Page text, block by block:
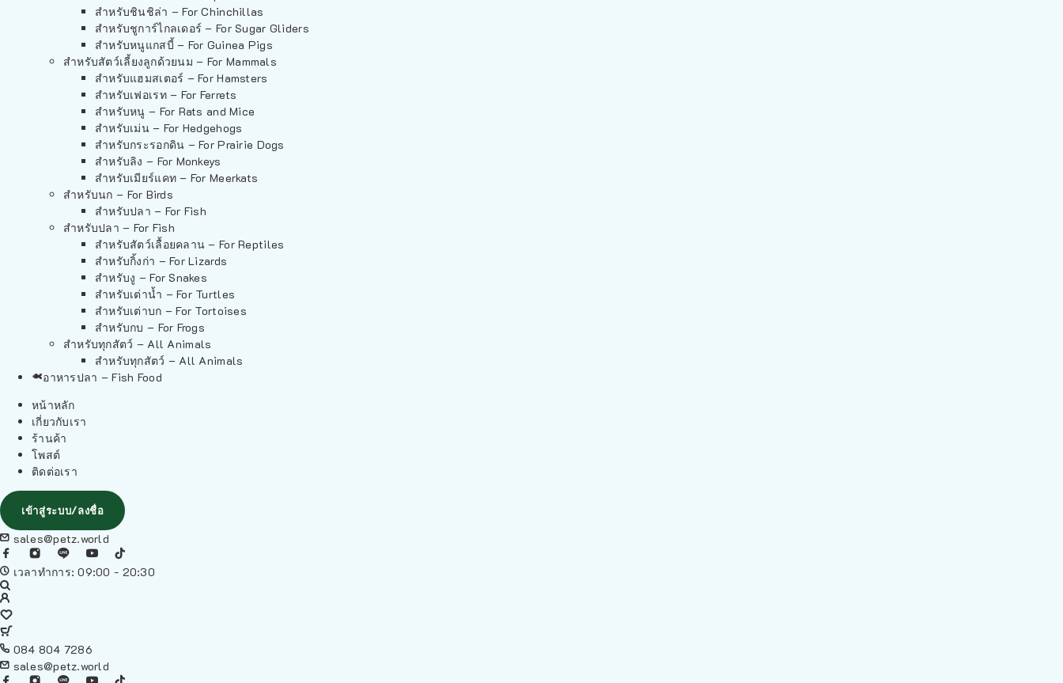
สำหรับชินชิล่า – For Chinchillas
สำหรับชูการ์ไกลเดอร์ – For Sugar Gliders
สำหรับหนูแกสบี้ – For Guinea Pigs
สำหรับสัตว์เลี้ยงลูกด้วยนม – For Mammals
สำหรับแฮมสเตอร์ – For Hamsters
สำหรับเฟอเรท – For Ferrets
สำหรับหนู – For Rats and Mice
สำหรับเม่น – For Hedgehogs
สำหรับกระรอกดิน – For Prairie Dogs
สำหรับลิง – For Monkeys
สำหรับเมียร์แคท – For Meerkats
สำหรับนก – For Birds
สำหรับปลา – For Fish
สำหรับปลา – For Fish
สำหรับสัตว์เลื้อยคลาน – For Reptiles
สำหรับกิ้งก่า – For Lizards
สำหรับงู – For Snakes
สำหรับเต่าน้ำ – For Turtles
สำหรับเต่าบก – For Tortoises
สำหรับกบ – For Frogs
สำหรับทุกสัตว์ – All Animals
สำหรับทุกสัตว์ – All Animals
อาหารปลา – Fish Food
หน้าหลัก
เกี่ยวกับเรา
ร้านค้า
โพสต์
ติดต่อเรา
เข้าสู่ระบบ/ลงชื่อ
sales@petz.world
เวลาทำการ: 09:00 - 20:30
084 804 7286
sales@petz.world